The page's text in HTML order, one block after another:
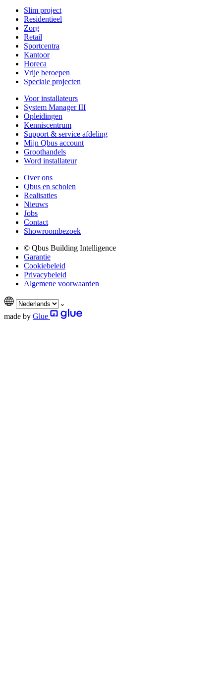
Slim project
Residentieel
Zorg
Retail
Sportcentra
Kantoor
Horeca
Vrije beroepen
Speciale projecten
Voor installateurs
System Manager III
Opleidingen
Kenniscentrum
Support & service afdeling
Mijn Qbus account
Groothandels
Word installateur
Over ons
Qbus en scholen
Realisaties
Nieuws
Jobs
Contact
Showroombezoek
© Qbus Building Intelligence
Garantie
Cookiebeleid
Privacybeleid
Algemene voorwaarden
made by Glue